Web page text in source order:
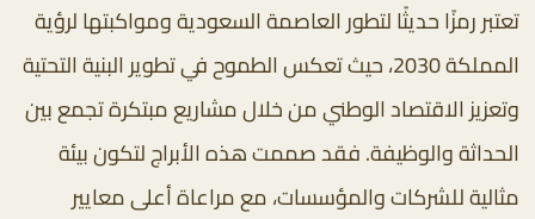
تعتبر رمزًا حديثًا لتطور العاصمة السعودية ومواكبتها لرؤية
المملكة 2030، حيث تعكس الطموح في تطوير البنية التحتية
وتعزيز الاقتصاد الوطني من خلال مشاريع مبتكرة تجمع بين
الحداثة والوظيفة. فقد صممت هذه الأبراج لتكون بيئة
مثالية للشركات والمؤسسات، مع مراعاة أعلى معايير